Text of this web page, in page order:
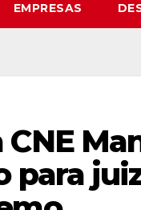
EMPRESAS
para